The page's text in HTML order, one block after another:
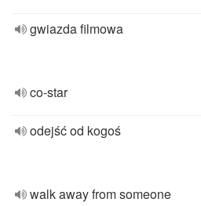
gwiazda filmowa
co-star
odejść od kogoś
walk away from someone